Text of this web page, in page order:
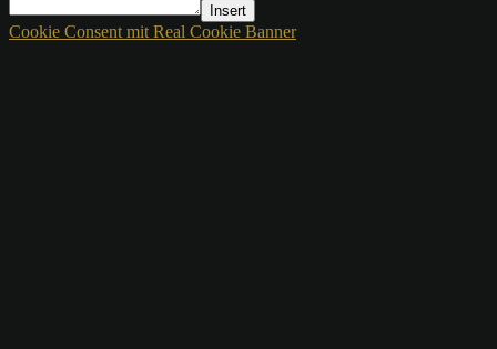
Insert
Cookie Consent mit Real Cookie Banner